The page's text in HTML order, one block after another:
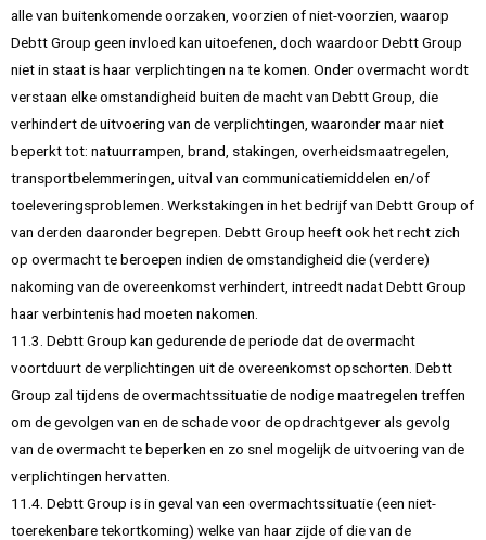
alle van buitenkomende oorzaken, voorzien of niet-voorzien, waarop
Debtt Group geen invloed kan uitoefenen, doch waardoor Debtt Group
niet in staat is haar verplichtingen na te komen. Onder overmacht wordt
verstaan elke omstandigheid buiten de macht van Debtt Group, die
verhindert de uitvoering van de verplichtingen, waaronder maar niet
beperkt tot: natuurrampen, brand, stakingen, overheidsmaatregelen,
transportbelemmeringen, uitval van communicatiemiddelen en/of
toeleveringsproblemen. Werkstakingen in het bedrijf van Debtt Group of
van derden daaronder begrepen. Debtt Group heeft ook het recht zich
op overmacht te beroepen indien de omstandigheid die (verdere)
nakoming van de overeenkomst verhindert, intreedt nadat Debtt Group
haar verbintenis had moeten nakomen.
11.3. Debtt Group kan gedurende de periode dat de overmacht
voortduurt de verplichtingen uit de overeenkomst opschorten. Debtt
Group zal tijdens de overmachtssituatie de nodige maatregelen treffen
om de gevolgen van en de schade voor de opdrachtgever als gevolg
van de overmacht te beperken en zo snel mogelijk de uitvoering van de
verplichtingen hervatten.
11.4. Debtt Group is in geval van een overmachtssituatie (een niet-
toerekenbare tekortkoming) welke van haar zijde of die van de